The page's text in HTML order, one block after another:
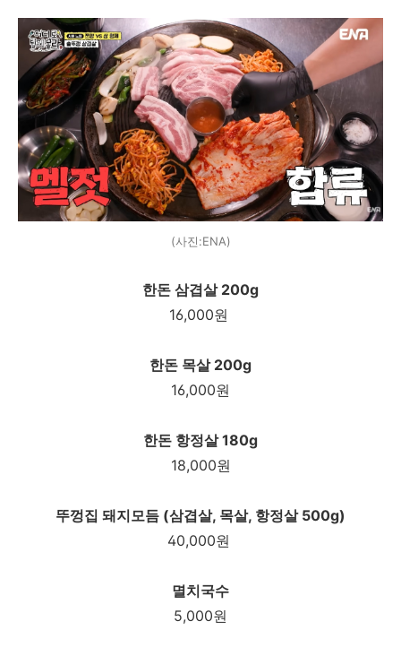
(사진:ENA)
한돈 삼겹살 200g
16,000원
한돈 목살 200g
16,000원
한돈 항정살 180g
18,000원
뚜껑집 돼지모듬 (삼겹살, 목살, 항정살 500g)
40,000원
멸치국수
5,000원